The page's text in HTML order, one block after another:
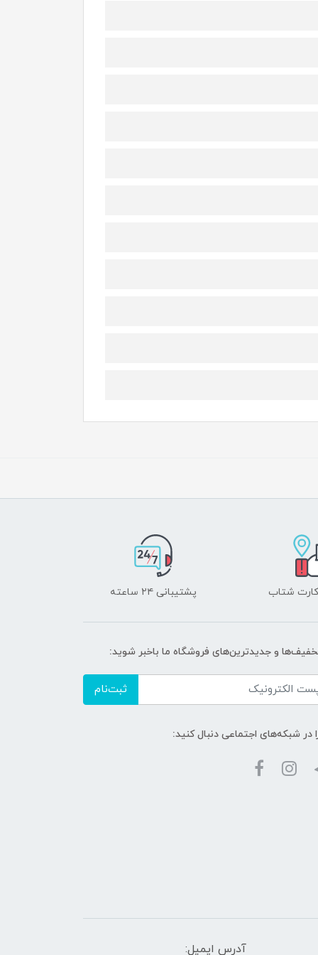
کارت شتاب پشتیبانی ۲۴ ساعته
و جدیدترین‌های فروشگاه ما باخبر شوید:
ثبت‌نام
در شبکه‌های اجتماعی دنبال کنید:
آدرس ایمیل: